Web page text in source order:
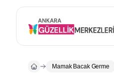
Mamak Bacak Germe